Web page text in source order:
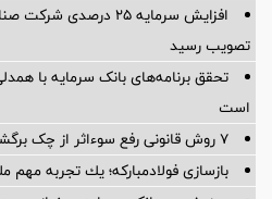
افزایش سرمایه ۲۵
تصویب رسید
تحقق برنامه‌های بانک سرمایه با
است
۷ روش قانونی رفع سوء‌اثر از چک برگشتی
بازسازی فولادمباركه؛ یك تجربه